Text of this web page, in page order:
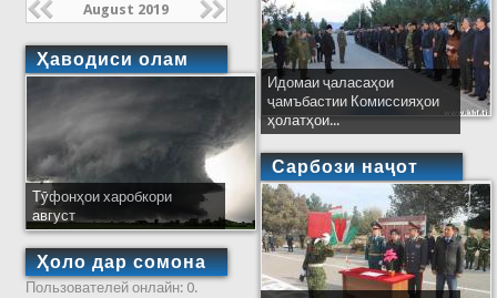
August 2019
Ҳаводиси олам
Тӯфонҳои харобкори
август
Ҳоло дар сомона
Пользователей онлайн: 0.
Идомаи ҷаласаҳои
ҷамъбастии Комиссияҳои
ҳолатҳои...
Сарбози наҷот